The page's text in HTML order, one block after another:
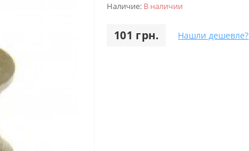
Наличие: В наличии
101 грн. Нашли дешевле?